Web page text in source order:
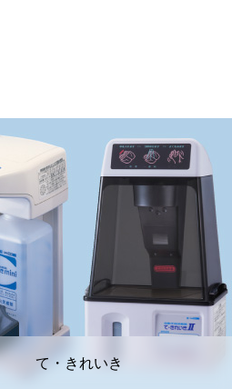
て・きれいき